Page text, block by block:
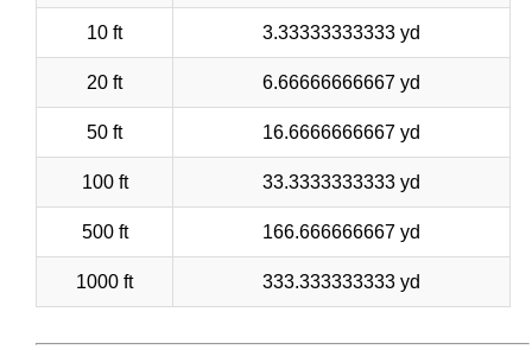
10 ft 3.33333333333 yd
20 ft 6.66666666667 yd
50 ft 16.6666666667 yd
100 ft 33.3333333333 yd
500 ft 166.666666667 yd
1000 ft 333.333333333 yd